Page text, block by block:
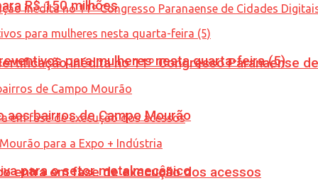
inédita no 11º Congresso Paranaense
entra em fase de execução dos acessos
R$ 150 milhões
para mulheres nesta quarta-feira (5)
bairros de Campo Mourão
para o setor metalmecânico